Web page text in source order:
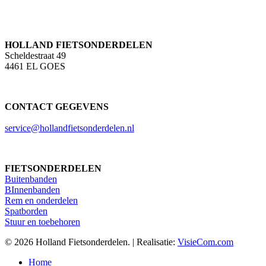
HOLLAND FIETSONDERDELEN
Scheldestraat 49
4461 EL GOES
CONTACT GEGEVENS
service@hollandfietsonderdelen.nl
FIETSONDERDELEN
Buitenbanden
BInnenbanden
Rem en onderdelen
Spatborden
Stuur en toebehoren
© 2026 Holland Fietsonderdelen. | Realisatie: VisieCom.com
Close
Home